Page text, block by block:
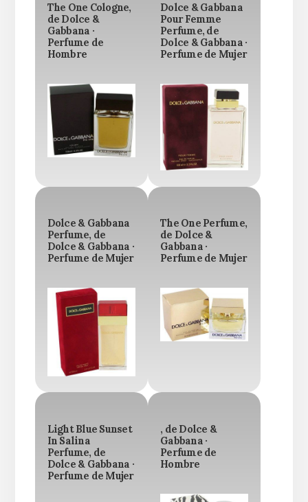
The One Cologne,
de Dolce &
Gabbana ·
Perfume de
Hombre
Dolce & Gabbana
Pour Femme
Perfume, de
Dolce & Gabbana ·
Perfume de Mujer
Dolce & Gabbana
Perfume, de
Dolce & Gabbana ·
Perfume de Mujer
The One Perfume,
de Dolce &
Gabbana ·
Perfume de Mujer
Light Blue Sunset
In Salina
Perfume, de
Dolce & Gabbana ·
Perfume de Mujer
, de Dolce &
Gabbana ·
Perfume de
Hombre